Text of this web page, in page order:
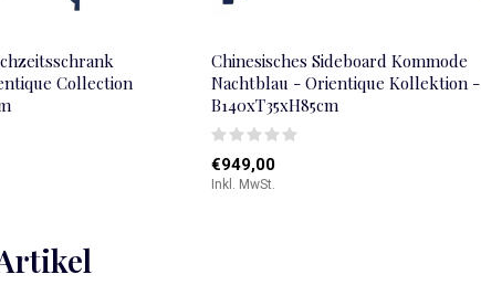
Collection
Chinesisches Sideboard Kommode
Nachtblau - Orientique Kollektion -
B140xT35xH85cm
€949,00
Inkl. MwSt.